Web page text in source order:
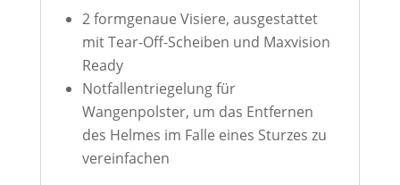
2 formgenaue Visiere, ausgestattet
mit Tear-Off-Scheiben und Maxvision
Ready
Notfallentriegelung für
Wangenpolster, um das Entfernen
des Helmes im Falle eines Sturzes zu
vereinfachen